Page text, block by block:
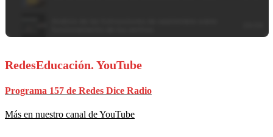
RedesEducación. YouTube
Programa 157 de Redes Dice Radio
Más en nuestro canal de YouTube